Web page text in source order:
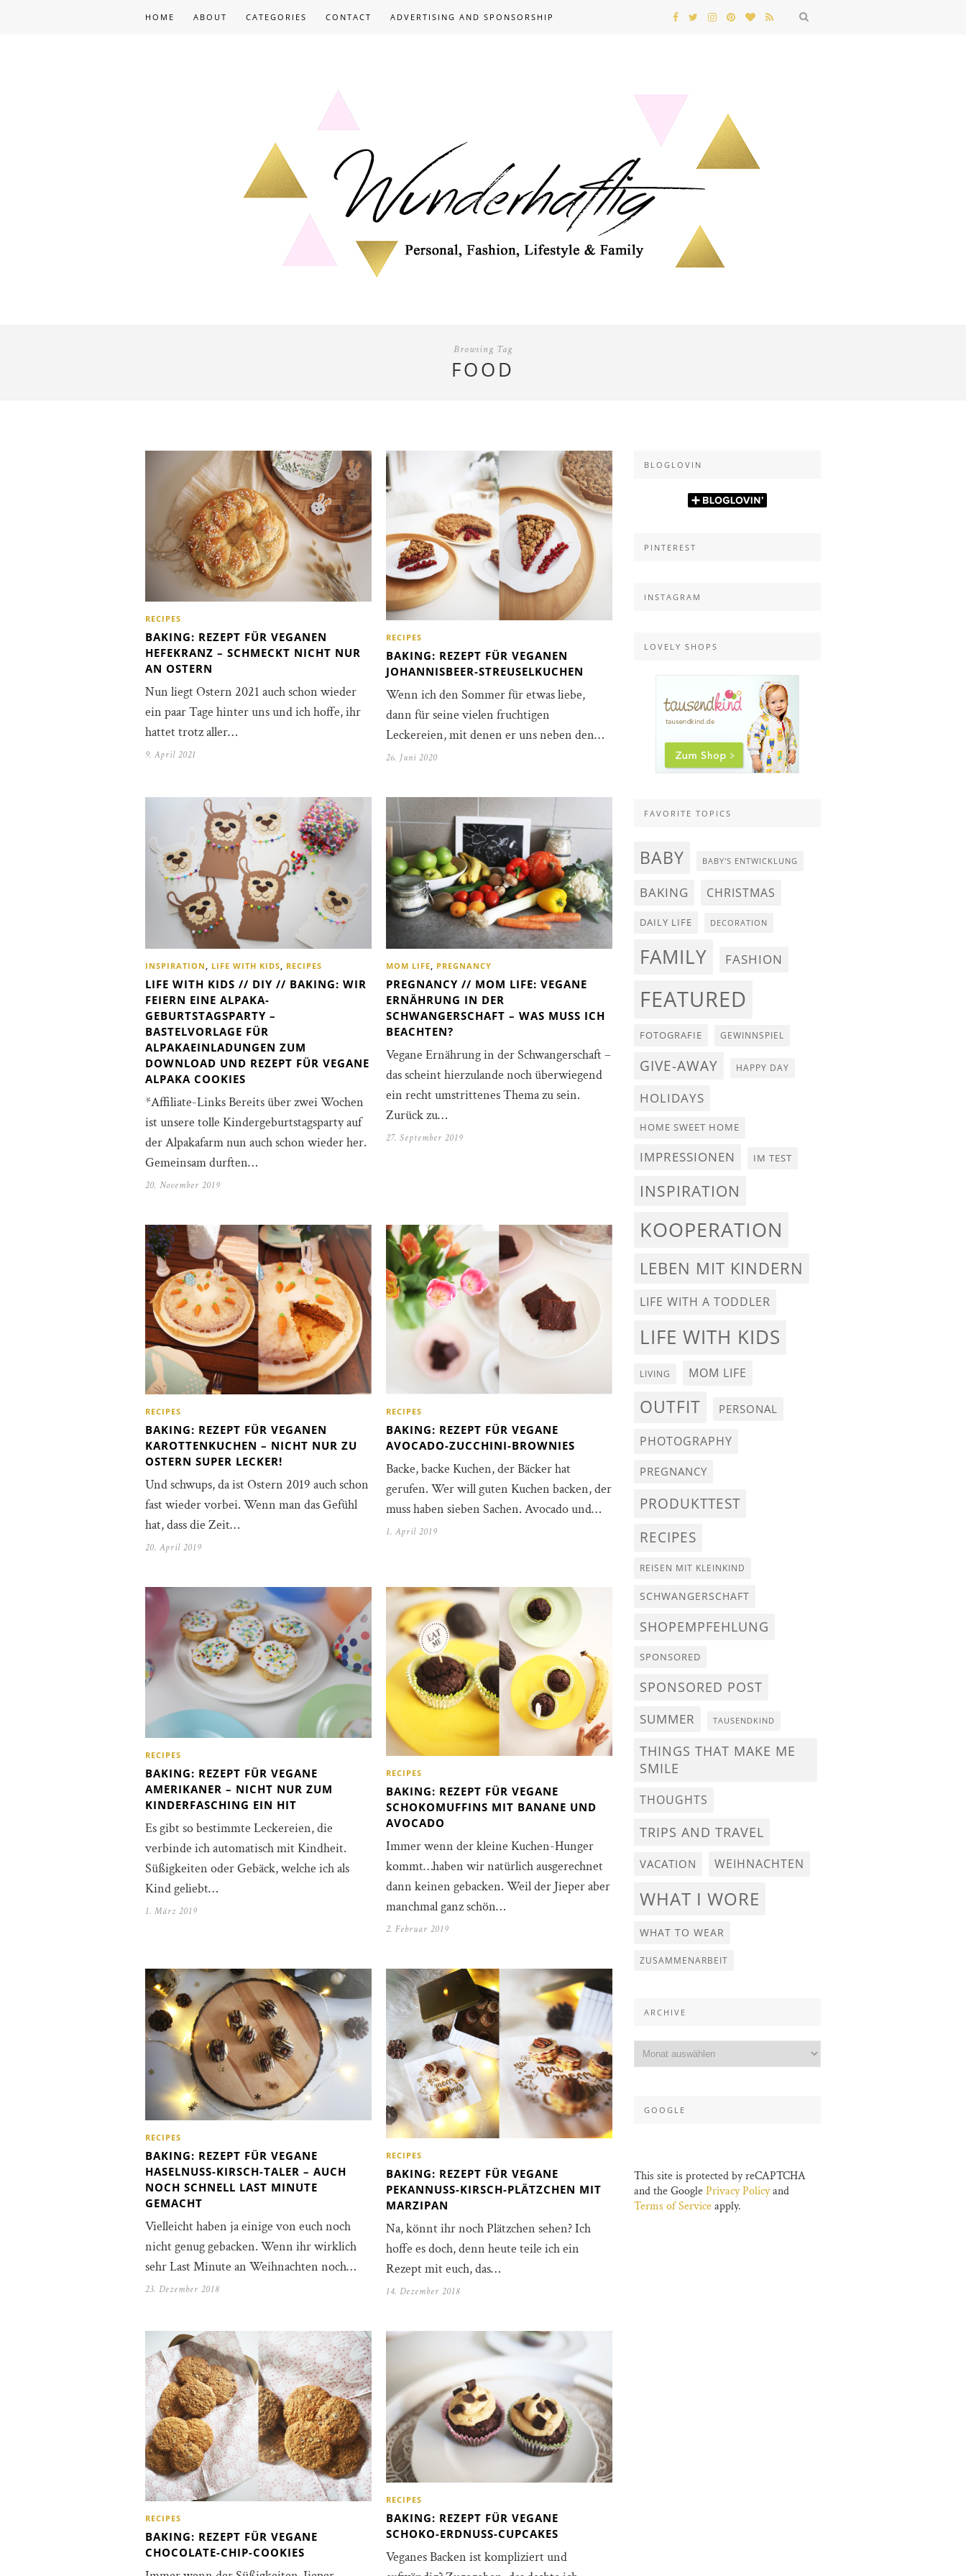
HOME ABOUT CATEGORIES CONTACT ADVERTISING AND SPONSORSHIP
Browsing Tag
FOOD
RECIPES
BAKING: REZEPT FÜR VEGANEN
HEFEKRANZ – SCHMECKT NICHT NUR
AN OSTERN
Nun liegt Ostern 2021 auch schon wieder
ein paar Tage hinter uns und ich hoffe, ihr
hattet trotz aller…
9. April 2021
RECIPES
BAKING: REZEPT FÜR VEGANEN
JOHANNISBEER-STREUSELKUCHEN
Wenn ich den Sommer für etwas liebe,
dann für seine vielen fruchtigen
Leckereien, mit denen er uns neben den…
26. Juni 2020
INSPIRATION LIFE WITH KIDS RECIPES
LIFE WITH KIDS // DIY // BAKING: WIR
FEIERN EINE ALPAKA-
GEBURTSTAGSPARTY –
BASTELVORLAGE FÜR
ALPAKAEINLADUNGEN ZUM
DOWNLOAD UND REZEPT FÜR VEGANE
ALPAKA COOKIES
*Affiliate-Links Bereits über zwei Wochen
ist unsere tolle Kindergeburtstagsparty auf
der Alpakafarm nun auch schon wieder her.
Gemeinsam durften…
20. November 2019
MOM LIFE PREGNANCY
PREGNANCY // MOM LIFE: VEGANE
ERNÄHRUNG IN DER
SCHWANGERSCHAFT – WAS MUSS ICH
BEACHTEN?
Vegane Ernährung in der Schwangerschaft –
das scheint hierzulande noch überwiegend
ein recht umstrittenes Thema zu sein.
Zurück zu…
27. September 2019
RECIPES
BAKING: REZEPT FÜR VEGANEN
KAROTTENKUCHEN – NICHT NUR ZU
OSTERN SUPER LECKER!
Und schwups, da ist Ostern 2019 auch schon
fast wieder vorbei. Wenn man das Gefühl
hat, dass die Zeit…
20. April 2019
RECIPES
BAKING: REZEPT FÜR VEGANE
AVOCADO-ZUCCHINI-BROWNIES
Backe, backe Kuchen, der Bäcker hat
gerufen. Wer will guten Kuchen backen, der
muss haben sieben Sachen. Avocado und…
1. April 2019
RECIPES
BAKING: REZEPT FÜR VEGANE
AMERIKANER – NICHT NUR ZUM
KINDERFASCHING EIN HIT
Es gibt so bestimmte Leckereien, die
verbinde ich automatisch mit Kindheit.
Süßigkeiten oder Gebäck, welche ich als
Kind geliebt…
1. März 2019
RECIPES
BAKING: REZEPT FÜR VEGANE
SCHOKOMUFFINS MIT BANANE UND
AVOCADO
Immer wenn der kleine Kuchen-Hunger
kommt…haben wir natürlich ausgerechnet
dann keinen gebacken. Weil der Jieper aber
manchmal ganz schön…
2. Februar 2019
RECIPES
BAKING: REZEPT FÜR VEGANE
HASELNUSS-KIRSCH-TALER – AUCH
NOCH SCHNELL LAST MINUTE
GEMACHT
Vielleicht haben ja einige von euch noch
nicht genug gebacken. Wenn ihr wirklich
sehr Last Minute an Weihnachten noch…
23. Dezember 2018
RECIPES
BAKING: REZEPT FÜR VEGANE
PEKANNUSS-KIRSCH-PLÄTZCHEN MIT
MARZIPAN
Na, könnt ihr noch Plätzchen sehen? Ich
hoffe es doch, denn heute teile ich ein
Rezept mit euch, das…
14. Dezember 2018
RECIPES
BAKING: REZEPT FÜR VEGANE
CHOCOLATE-CHIP-COOKIES
RECIPES
BAKING: REZEPT FÜR VEGANE
SCHOKO-ERDNUSS-CUPCAKES
Veganes Backen ist kompliziert und
BLOGLOVIN
PINTEREST
INSTAGRAM
LOVELY SHOPS
FAVORITE TOPICS
BABY BABY'S ENTWICKLUNG
BAKING CHRISTMAS
DAILY LIFE DECORATION
FAMILY FASHION
FEATURED
FOTOGRAFIE GEWINNSPIEL
GIVE-AWAY HAPPY DAY
HOLIDAYS
HOME SWEET HOME
IMPRESSIONEN IM TEST
INSPIRATION
KOOPERATION
LEBEN MIT KINDERN
LIFE WITH A TODDLER
LIFE WITH KIDS
LIVING MOM LIFE
OUTFIT PERSONAL
PHOTOGRAPHY
PREGNANCY
PRODUKTTEST
RECIPES
REISEN MIT KLEINKIND
SCHWANGERSCHAFT
SHOPEMPFEHLUNG
SPONSORED
SPONSORED POST
SUMMER TAUSENDKIND
THINGS THAT MAKE ME
SMILE
THOUGHTS
TRIPS AND TRAVEL
VACATION WEIHNACHTEN
WHAT I WORE
WHAT TO WEAR
ZUSAMMENARBEIT
ARCHIVE
GOOGLE
This site is protected by reCAPTCHA
and the GooglePrivacy Policyand
Terms of Serviceapply.